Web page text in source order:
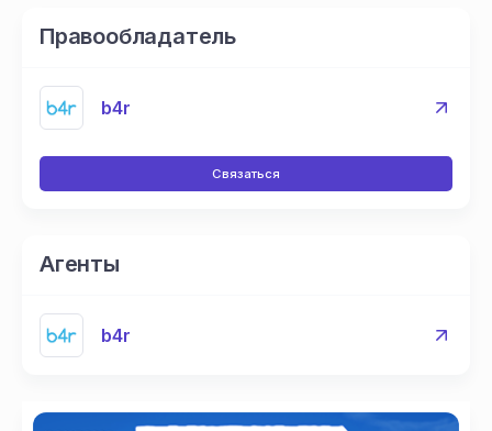
Правообладатель
b4r
Связаться
Агенты
b4r